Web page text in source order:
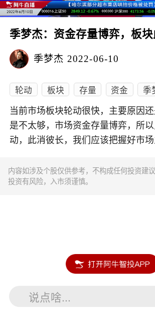
季梦杰：资金存量博弈，板块
季梦杰 2022-06-10
轮动 板块 存量 资金 季
当前市场板块轮动很快，主要原因
是不太够，市场资金存量博弈，所
动，此消彼长，我们应该把握好市场
内容如涉及个股仅供参考，不构成任何投资建
投资有风险，入市须谨慎。
说点啥...